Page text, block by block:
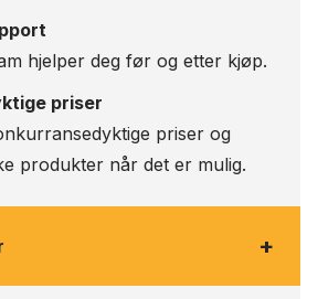
hjelper deg før og etter kjøp.
priser
priser og
produkter når det er mulig.
+